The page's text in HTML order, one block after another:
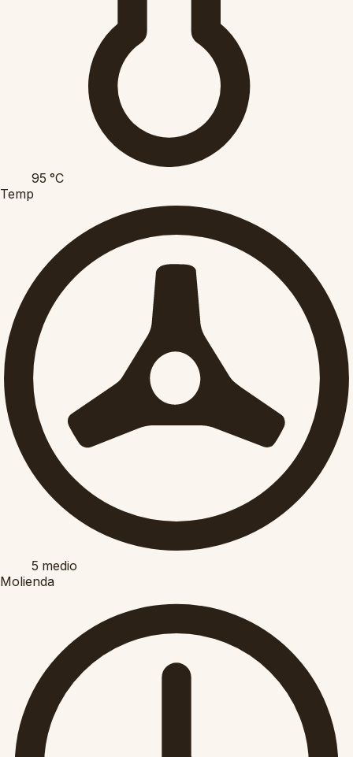
95°C
Temp
5 medio
Molienda